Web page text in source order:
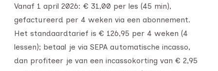
Vanaf 1 april 2026: € 31,00 per les (45 min),
gefactureerd per 4 weken via een abonnement.
Het standaardtarief is € 126,95 per 4 weken (4
lessen); betaal je via SEPA automatische incasso,
dan profiteer je van een incassokorting van € 2,95